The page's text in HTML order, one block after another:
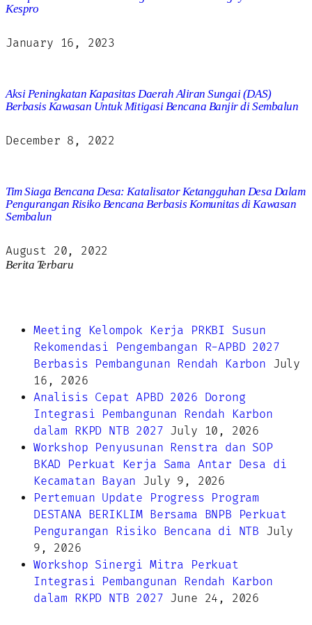
Kespro
January 16, 2023
Aksi Peningkatan Kapasitas Daerah Aliran Sungai (DAS)
Berbasis Kawasan Untuk Mitigasi Bencana Banjir di Sembalun
December 8, 2022
Tim Siaga Bencana Desa: Katalisator Ketangguhan Desa Dalam
Pengurangan Risiko Bencana Berbasis Komunitas di Kawasan
Sembalun
August 20, 2022
Berita Terbaru
Meeting Kelompok Kerja PRKBI Susun
Rekomendasi Pengembangan R-APBD 2027
Berbasis Pembangunan Rendah Karbon July
16, 2026
Analisis Cepat APBD 2026 Dorong
Integrasi Pembangunan Rendah Karbon
dalam RKPD NTB 2027 July 10, 2026
Workshop Penyusunan Renstra dan SOP
BKAD Perkuat Kerja Sama Antar Desa di
Kecamatan Bayan July 9, 2026
Pertemuan Update Progress Program
DESTANA BERIKLIM Bersama BNPB Perkuat
Pengurangan Risiko Bencana di NTB July
9, 2026
Workshop Sinergi Mitra Perkuat
Integrasi Pembangunan Rendah Karbon
dalam RKPD NTB 2027 June 24, 2026